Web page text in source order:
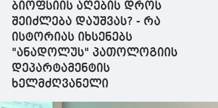
ბიოფსიის აღების დროს
შეიძლება დაუშვას? - რა
ისტორიას იხსენებს
"ანადოლუს" პათოლოგიის
დეპარტამენტის
ხელმძღვანელი